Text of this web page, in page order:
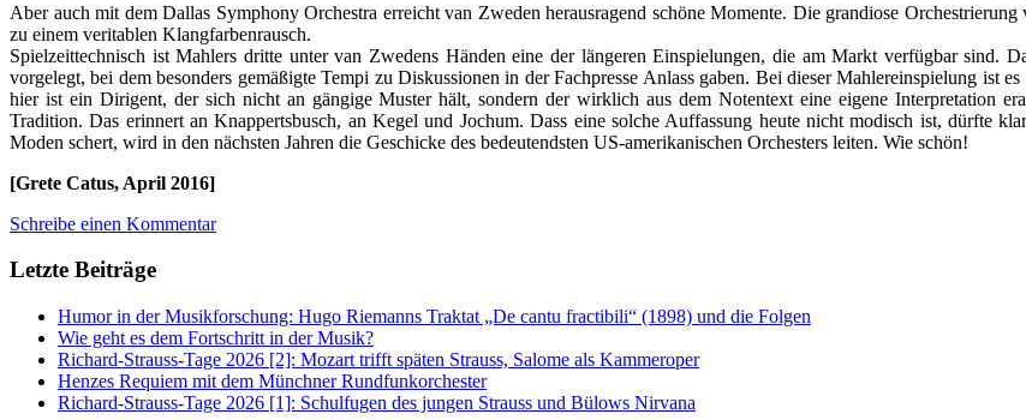
Aber auch mit dem Dallas Symphony Orchestra erreicht van Zweden herausragend schöne Momente. Die grandiose
zu einem veritablen Klangfarbenrausch.
Spielzeittechnisch ist Mahlers dritte unter van Zwedens Händen eine der längeren Einspielungen, die am Markt verfügbar sind.
vorgelegt, bei dem besonders gemäßigte Tempi zu Diskussionen in der Fachpresse Anlass gaben. Bei dieser Mahlereinspielung ist
hier ist ein Dirigent, der sich nicht an gängige Muster hält, sondern der wirklich aus dem Notentext eine eigene Interpretation
Tradition. Das erinnert an Knappertsbusch, an Kegel und Jochum. Dass eine solche Auffassung heute nicht modisch ist, dürfte
Moden schert, wird in den nächsten Jahren die Geschicke des bedeutendsten US-amerikanischen Orchesters leiten. Wie schön!
[Grete Catus, April 2016]
Schreibe einen Kommentar
Letzte Beiträge
Humor in der Musikforschung: Hugo Riemanns Traktat „De cantu fractibili“ (1898) und die Folgen
Wie geht es dem Fortschritt in der Musik?
Richard-Strauss-Tage 2026 [2]: Mozart trifft späten Strauss, Salome als Kammeroper
Henzes Requiem mit dem Münchner Rundfunkorchester
Richard-Strauss-Tage 2026 [1]: Schulfugen des jungen Strauss und Bülows Nirvana